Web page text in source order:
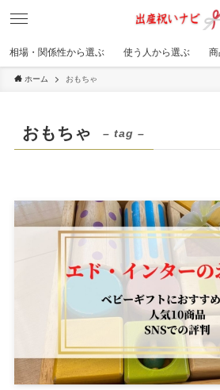
相場・関係性から選ぶ 使う人から選ぶ
ホーム おもちゃ
おもちゃ – tag –